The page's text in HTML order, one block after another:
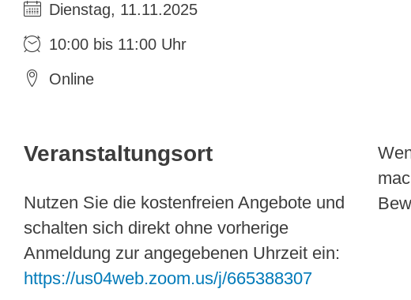
Dienstag, 11.11.2025
10:00 bis 11:00 Uhr
Online
Veranstaltungsort
Nutzen Sie die kostenfreien Angebote und
schalten sich direkt ohne vorherige
Anmeldung zur angegebenen Uhrzeit ein:
https://us04web.zoom.us/j/665388307